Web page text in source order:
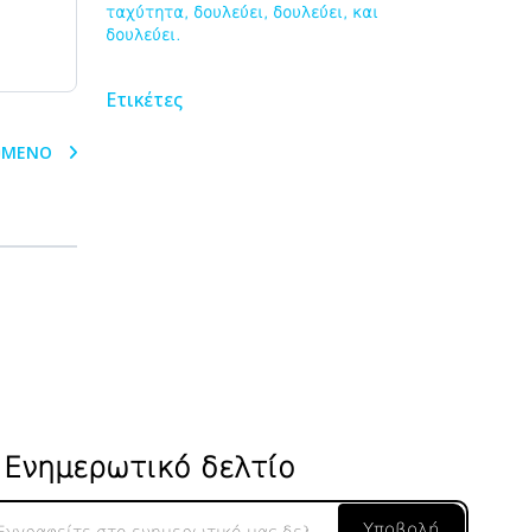
ταχύτητα, δουλεύει, δουλεύει, και
δουλεύει.
Ετικέτες
Ενημερωτικό δελτίο